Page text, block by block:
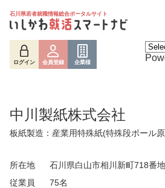
石川県若者就職情報総合ポータルサイト
ログイン 会員登録 企業様
中川製紙株式会社
板紙製造：産業用特殊紙(特殊段ボール
所在地
石川県白山市相川新町718番地
従業員
75名